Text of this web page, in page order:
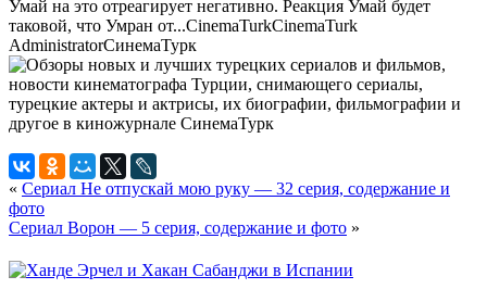
Умай на это отреагирует негативно. Реакция Умай будет
таковой, что Умран от...CinemaTurkCinemaTurk
AdministratorСинемаТурк
« Сериал Не отпускай мою руку — 32 серия, содержание и
фото
Сериал Ворон — 5 серия, содержание и фото »